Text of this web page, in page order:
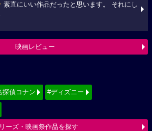
素直にいい作品だったと思います。 それにし
映画レビュー
探偵コナン #ディズニー
ーズ・映画祭作品を探す